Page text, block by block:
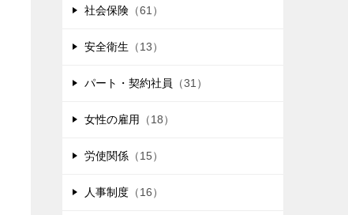
社会保険 （61）
安全衛生 （13）
パート・契約社員 （31）
女性の雇用 （18）
労使関係 （15）
人事制度 （16）